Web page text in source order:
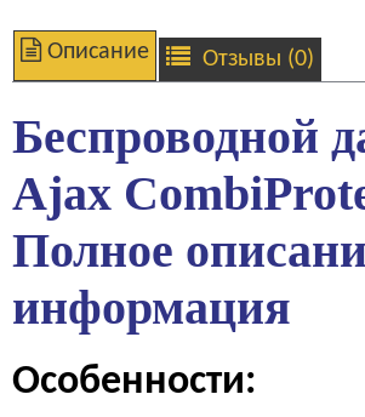
Описание Отзывы (0)
Беспроводной
Ajax
Полное
информация
Особенности: